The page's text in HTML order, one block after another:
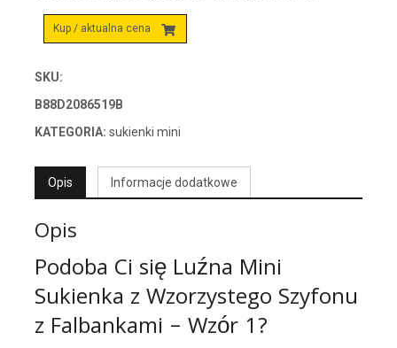
Kup / aktualna cena
SKU:
B88D2086519B
KATEGORIA: sukienki mini
Opis Informacje dodatkowe
Opis
Podoba Ci się Luźna Mini
Sukienka z Wzorzystego Szyfonu
z Falbankami – Wzór 1?